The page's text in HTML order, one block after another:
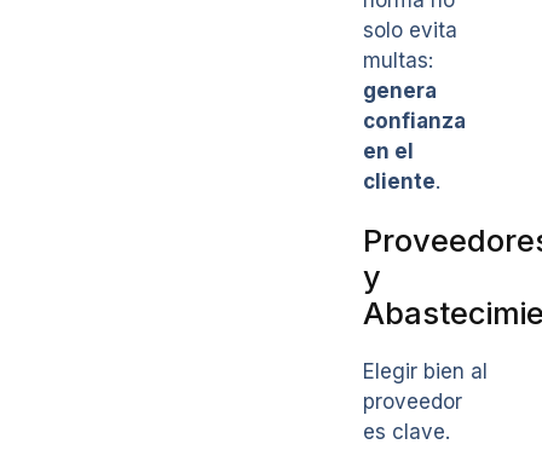
solo evita
multas:
genera
confianza
en el
cliente.
y
Elegir bien al
proveedor
es clave.